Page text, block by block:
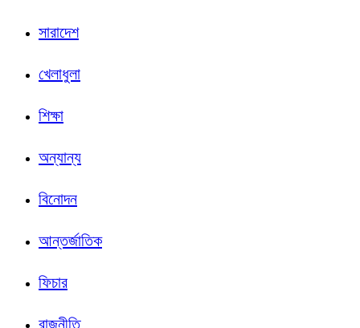
সারাদেশ
খেলাধুলা
শিক্ষা
অন্যান্য
বিনোদন
আন্তর্জাতিক
ফিচার
রাজনীতি